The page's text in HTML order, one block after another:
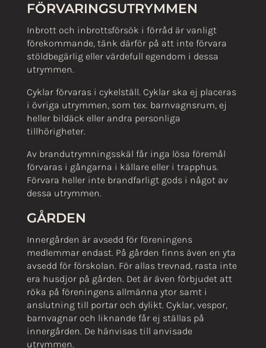
FÖRVARINGSUTRYMMEN
Inbrott och inbrottsförsök i förråd är vanligt
förekommande, tänk därför på att inte förvara
stöldbegärlig eller värdefull egendom i dessa
utrymmen.
Cyklar förvaras i cykelställ. Cyklar ska ej placeras
i övriga utrymmen, som tex. barnvagnsrum, ej
heller bildäck eller andra personliga
tillhörigheter.
Av brandutrymningsskäl får inga lösa föremål
förvaras i gångarna i källare eller i trapphus.
Förvara heller inte brandfarligt gods i något av
dessa utrymmen.
GÅRDEN
Innergården är avsedd för föreningens
medlemmar endast. På gården finns även en yta
avsedd för förskolan. För allas trevnad, rasta inte
era husdjor på gården. Det är även förbjudet att
röka på föreningens allmänna ytor samt i
anslutning till portar och dylikt. Cyklar, vespor,
barnvagnar och liknande får ej ställas på
innergården. De hänvisas till anvisade
utrymmen.